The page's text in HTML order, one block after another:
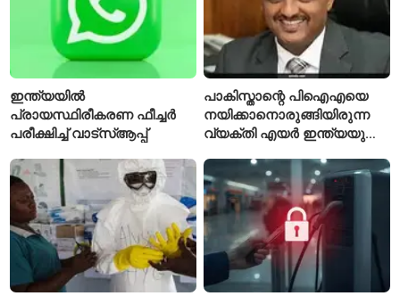
ഇന്ത്യയിൽ
പ്രായസ്ഥിരീകരണ ഫീച്ചർ
പരീക്ഷിച്ച് വാട്‌സ്ആപ്പ്
പാകിസ്താന്റെ പിഐഎയെ
നയിക്കാനൊരുങ്ങിയിരുന്ന
വ്യക്തി എയർ ഇന്ത്യയുടെ